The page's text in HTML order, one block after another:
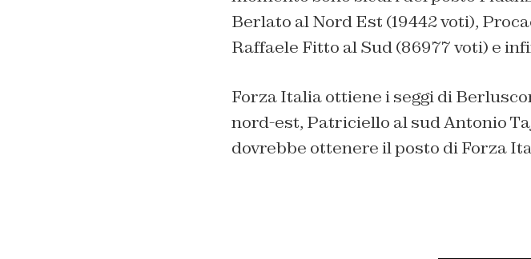
Berlato al Nord Est (19442 voti),
Raffaele Fitto al Sud (86977 voti) e
Forza Italia ottiene i seggi di
nord-est, Patriciello al sud Antonio
dovrebbe ottenere il posto di Forza